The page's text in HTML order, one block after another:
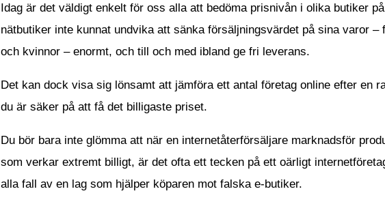
Idag är det väldigt enkelt för oss alla att bedöma prisnivån i olika butiker
nätbutiker inte kunnat undvika att sänka försäljningsvärdet på sina varor –
och kvinnor – enormt, och till och med ibland ge fri leverans.
Det kan dock visa sig lönsamt att jämföra ett antal företag online efter en
du är säker på att få det billigaste priset.
Du bör bara inte glömma att när en internetåterförsäljare marknadsför
som verkar extremt billigt, är det ofta ett tecken på ett oärligt
alla fall av en lag som hjälper köparen mot falska e-butiker.